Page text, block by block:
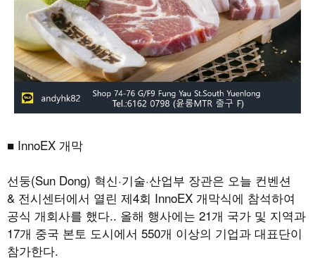
■ InnoEX 개막
선둥(Sun Dong) 혁신·기술·산업부 장관은 오늘 컨벤션
& 전시센터에서 열린 제4회 InnoEX 개막식에 참석하여
공식 개회사를 했다.. 올해 행사에는 21개 국가 및 지역과
17개 중국 본토 도시에서 550개 이상의 기업과 대표단이
참가한다.